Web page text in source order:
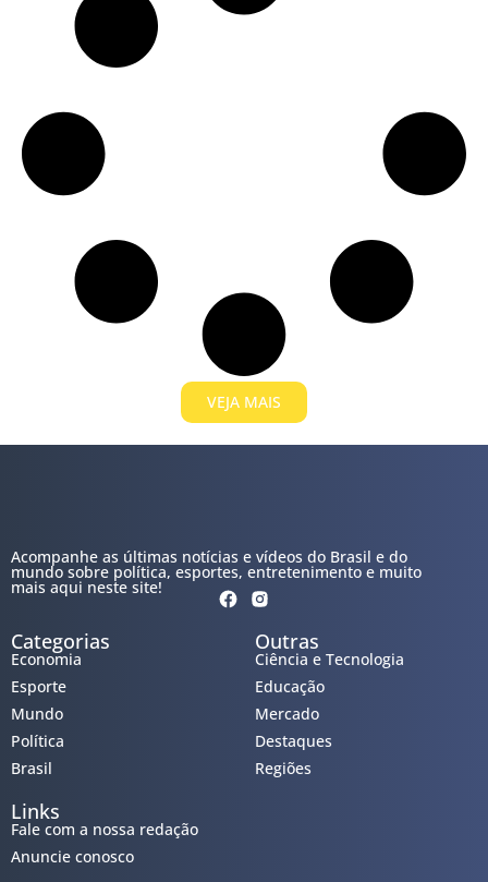
VEJA MAIS
Acompanhe as últimas notícias e vídeos do Brasil e do
mundo sobre política, esportes, entretenimento e muito
mais aqui neste site!
Categorias
Economia
Esporte
Mundo
Política
Brasil
Outras
Ciência e Tecnologia
Educação
Mercado
Destaques
Regiões
Links
Fale com a nossa redação
Anuncie conosco